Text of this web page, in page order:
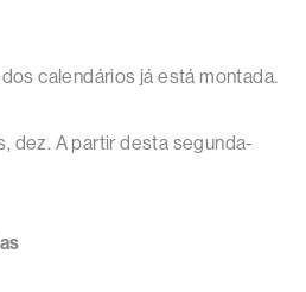
calendários já está montada.
dez. A partir desta segunda-